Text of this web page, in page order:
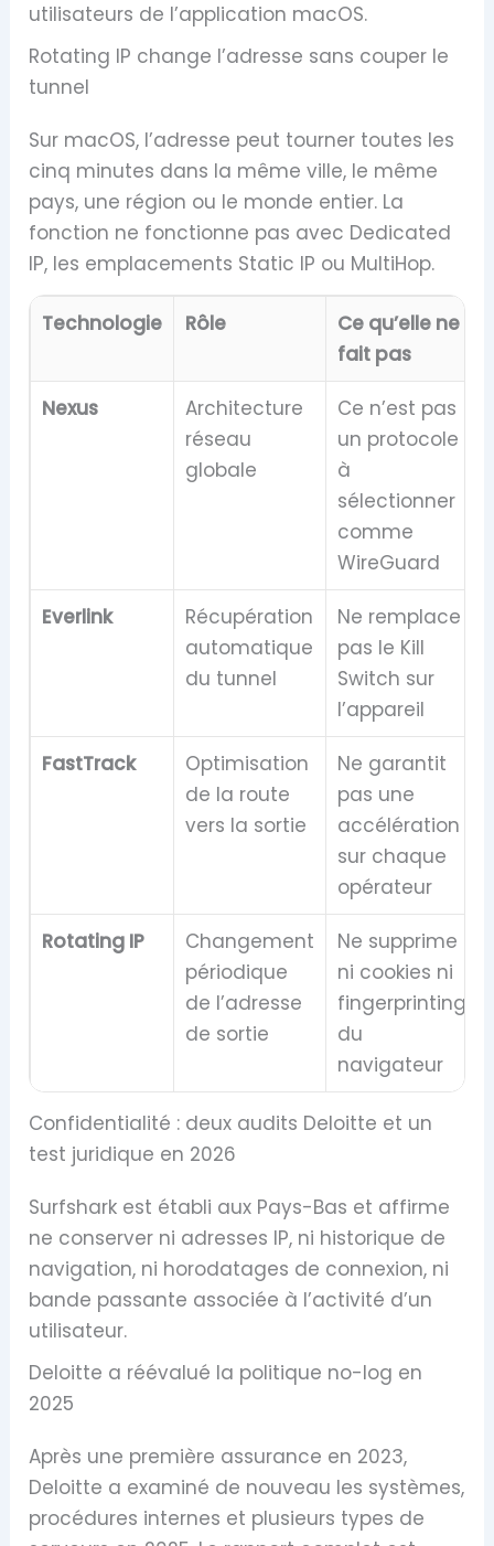
utilisateurs de l’application macOS.
Rotating IP change l’adresse sans couper le
tunnel
Sur macOS, l’adresse peut tourner toutes les
cinq minutes dans la même ville, le même
pays, une région ou le monde entier. La
fonction ne fonctionne pas avec Dedicated
IP, les emplacements Static IP ou MultiHop.
Technologie Rôle
Ce qu’elle ne
fait pas
Nexus
Architecture
réseau
globale
Ce n’est pas
un protocole
à
sélectionner
comme
WireGuard
Everlink
Récupération
automatique
du tunnel
Ne remplace
pas le Kill
Switch sur
l’appareil
FastTrack
Optimisation
de la route
vers la sortie
Ne garantit
pas une
accélération
sur chaque
opérateur
Rotating IP
Changement
périodique
de l’adresse
de sortie
Ne supprime
ni cookies ni
fingerprinting
du
navigateur
Confidentialité : deux audits Deloitte et un
test juridique en 2026
Surfshark est établi aux Pays-Bas et affirme
ne conserver ni adresses IP, ni historique de
navigation, ni horodatages de connexion, ni
bande passante associée à l’activité d’un
utilisateur.
Deloitte a réévalué la politique no-log en
2025
Après une première assurance en 2023,
Deloitte a examiné de nouveau les systèmes,
procédures internes et plusieurs types de